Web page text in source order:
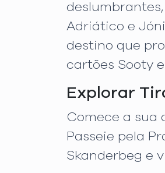
Adriático e
destino que
cartões Sooty
Explorar
Comece a sua
Passeie pela
Skanderbeg e